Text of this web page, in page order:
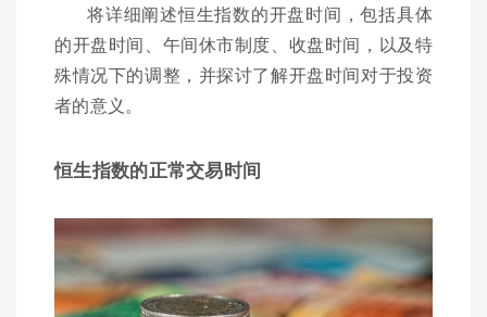
将详细阐述恒生指数的开盘时间，包括具体
的开盘时间、午间休市制度、收盘时间，以及特
殊情况下的调整，并探讨了解开盘时间对于投资
者的意义。
恒生指数的正常交易时间